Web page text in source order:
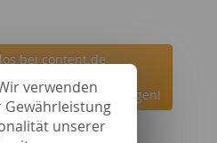
verwenden
Gewährleistung
unserer
bei content.de
JennP beauftragen!